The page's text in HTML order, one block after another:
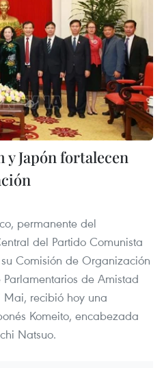
y Japón fortalecen
permanente del
del Partido Comunista
Comisión de Organización
de Amistad
Mai, recibió hoy una
Komeito, encabezada
Natsuo.